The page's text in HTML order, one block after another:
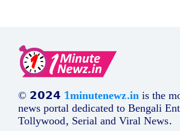
© 𝟮𝟬𝟮𝟰 1minutenewz.inis the
news portal dedicated to Bengali
Tollywood, Serial and Viral News.